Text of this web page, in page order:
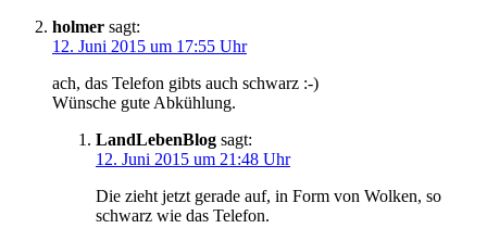
holmer sagt:
12. Juni 2015 um 17:55 Uhr
ach, das Telefon gibts auch schwarz :-)
Wünsche gute Abkühlung.
LandLebenBlog sagt:
12. Juni 2015 um 21:48 Uhr
Die zieht jetzt gerade auf, in Form von Wolken, so
schwarz wie das Telefon.